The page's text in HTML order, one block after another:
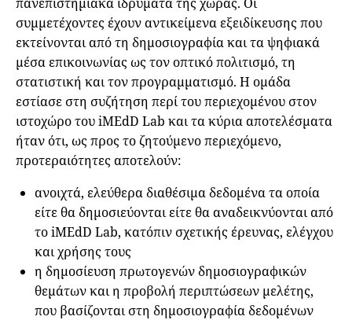
συμμετέχοντες έχουν αντικείμενα εξειδίκευσης που
εκτείνονται από τη δημοσιογραφία και τα ψηφιακά
μέσα επικοινωνίας ως τον οπτικό πολιτισμό, τη
στατιστική και τον προγραμματισμό. Η ομάδα
εστίασε στη συζήτηση περί του περιεχομένου στον
ιστοχώρο του iMEdD Lab και τα κύρια αποτελέσματα
ήταν ότι, ως προς το ζητούμενο περιεχόμενο,
προτεραιότητες αποτελούν:
ανοιχτά, ελεύθερα διαθέσιμα δεδομένα τα οποία
είτε θα δημοσιεύονται είτε θα αναδεικνύονται από
το iMEdD Lab, κατόπιν σχετικής έρευνας, ελέγχου
και χρήσης τους
η δημοσίευση πρωτογενών δημοσιογραφικών
θεμάτων και η προβολή περιπτώσεων μελέτης,
που βασίζονται στη δημοσιογραφία δεδομένων